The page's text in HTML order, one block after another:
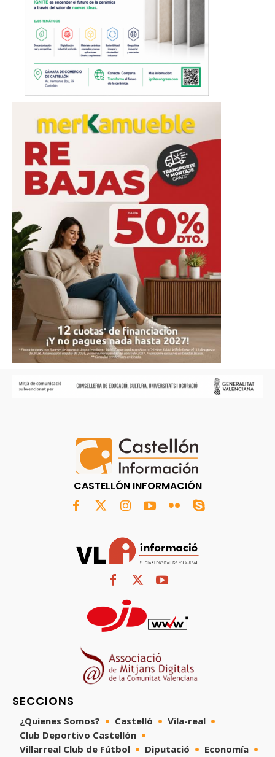
CASTELLÓN INFORMACIÓN
SECCIONS
¿Quienes Somos? Castelló
Vila-real
Club Deportivo Castellón
Villarreal Club de Fútbol
Diputació
Economía